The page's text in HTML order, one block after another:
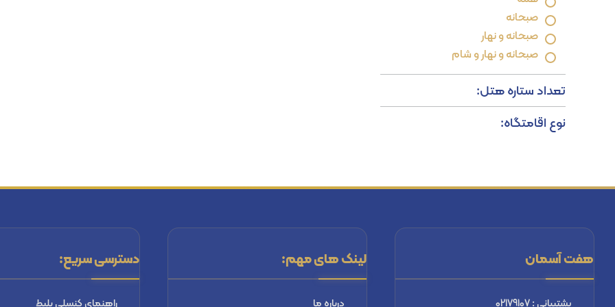
صبحانه
صبحانه و نهار
صبحانه و نهار و شام
تعداد ستاره هتل:
نوع اقامتگاه:
هفت آسمان
پشتیبانی : 02179107
لینک های مهم:
درباره ما
دسترسی سریع:
راهنماي كنسلي بليط